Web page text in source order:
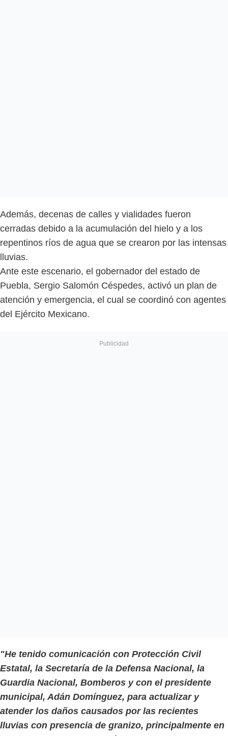
Además, decenas de calles y vialidades fueron
cerradas debido a la acumulación del hielo y a los
repentinos ríos de agua que se crearon por las intensas
lluvias.
Ante este escenario, el gobernador del estado de
Puebla, Sergio Salomón Céspedes, activó un plan de
atención y emergencia, el cual se coordinó con agentes
del Ejército Mexicano.
"He tenido comunicación con Protección Civil
Estatal, la Secretaría de la Defensa Nacional, la
Guardia Nacional, Bomberos y con el presidente
municipal, Adán Domínguez, para actualizar y
atender los daños causados por las recientes
lluvias con presencia de granizo, principalmente en